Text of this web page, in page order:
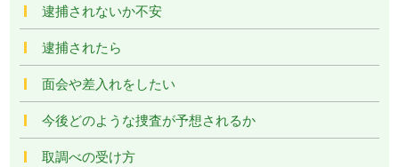
逮捕されないか不安
逮捕されたら
面会や差入れをしたい
今後どのような捜査が予想されるか
取調べの受け方